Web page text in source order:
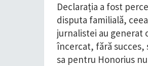
Declarația a fost
disputa familială,
jurnalistei au generat
încercat, fără succes,
sa pentru Honorius